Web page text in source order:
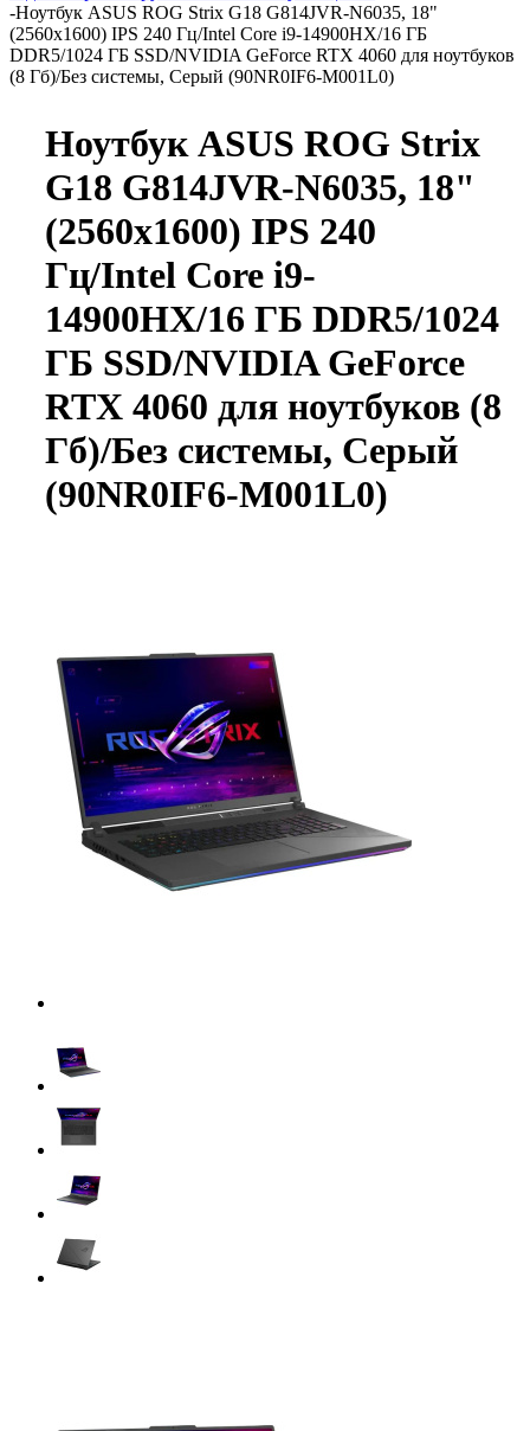
-Ноутбук ASUS ROG Strix G18 G814JVR-N6035, 18"
(2560x1600) IPS 240 Гц/Intel Core i9-14900HX/16 ГБ
DDR5/1024 ГБ SSD/NVIDIA GeForce RTX 4060 для ноутбуков
(8 Гб)/Без системы, Серый (90NR0IF6-M001L0)
Ноутбук ASUS ROG Strix
G18 G814JVR-N6035, 18"
(2560x1600) IPS 240
Гц/Intel Core i9-
14900HX/16 ГБ DDR5/1024
ГБ SSD/NVIDIA GeForce
RTX 4060 для ноутбуков (8
Гб)/Без системы, Серый
(90NR0IF6-M001L0)